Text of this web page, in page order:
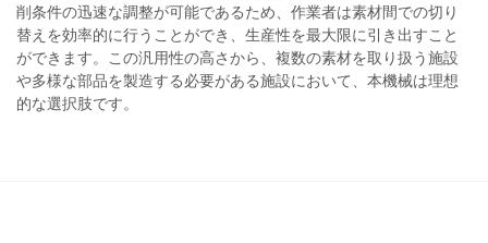
削条件の迅速な調整が可能であるため、作業者は素材間での切り
替えを効率的に行うことができ、生産性を最大限に引き出すこと
ができます。この汎用性の高さから、複数の素材を取り扱う施設
や多様な部品を製造する必要がある施設において、本機械は理想
的な選択肢です。